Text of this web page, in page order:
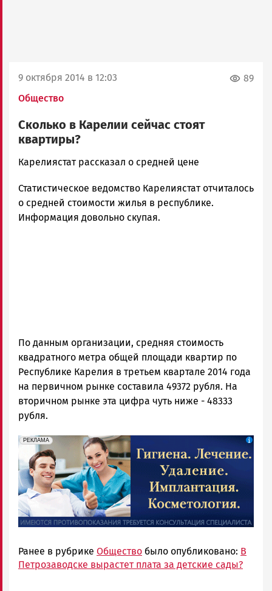
9 октября 2014 в 12:03
Общество
89
Сколько в Карелии сейчас стоят
квартиры?
admintimur
Петрозаводска
и
Карелии
Карелиястат рассказал о средней цене
Статистическое ведомство Карелиястат отчиталось
о средней стоимости жилья в республике.
Информация довольно скупая.
По данным организации, средняя стоимость
квадратного метра общей площади квартир по
Республике Карелия в третьем квартале 2014 года
на первичном рынке составила 49372 рубля. На
вторичном рынке эта цифра чуть ниже - 48333
рубля.
erid: 2SDnjdpiKp6
РЕКЛАМА
Реклама
Ранее в рубрике Общество было опубликовано: В
Петрозаводске вырастет плата за детские сады?